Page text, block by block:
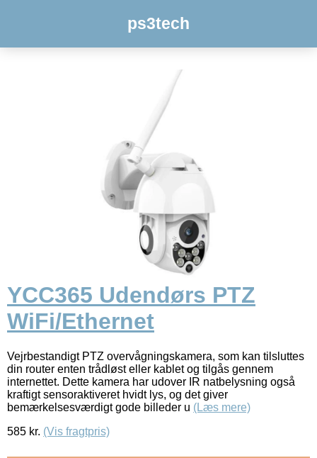
ps3tech
YCC365 Udendørs PTZ
WiFi/Ethernet
Vejrbestandigt PTZ overvågningskamera, som kan tilsluttes
din router enten trådløst eller kablet og tilgås gennem
internettet. Dette kamera har udover IR natbelysning også
kraftigt sensoraktiveret hvidt lys, og det giver
bemærkelsesværdigt gode billeder u (Læs mere)
585 kr. (Vis fragtpris)